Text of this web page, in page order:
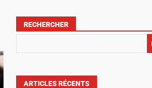
RECHERCHER
ARTICLES RÉCENTS